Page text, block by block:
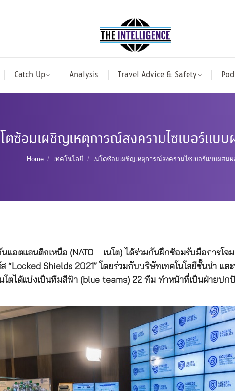
Catch Up Analysis Travel Advice & Safety
ตซ้อมเผชิญเหตุการณ์สงครามไซเบอร์แบ
You are here:
Home เทคโนโลยี เนโตซ้อมเผชิญเหตุการณ์สงครามไซเบอร์แบบผสม
อตแลนติกเหนือ (NATO – เนโต) ได้ร่วมกันฝึกซ้อมรับมือการโจ
“Locked Shields 2021” โดยร่วมกับบริษัทเทคโนโลยีชั้นนำ แ
โตได้แบ่งเป็นทีมสีฟ้า (blue teams) 22 ทีม ทำหน้าที่เป็นฝ่ายป